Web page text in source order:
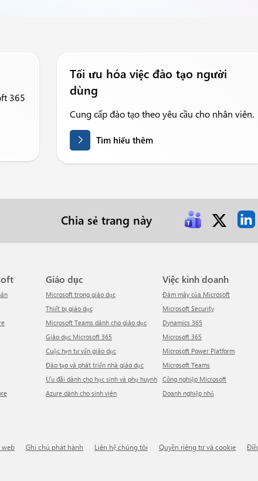
365
Tối ưu hóa việc đào tạo người
dùng
Cung cấp đào tạo theo yêu cầu cho nhân viên.
Tìm hiểu thêm
Chia sẻ trang này
Giáo dục
Microsoft trong giáo dục
Thiết bị giáo dục
Microsoft Teams dành cho giáo dục
Giáo dục Microsoft 365
Cuộc hẹn tư vấn giáo dục
Đào tạo và phát triển nhà giáo dục
Ưu đãi dành cho học sinh và phụ huynh
Azure dành cho sinh viên
Việc kinh doanh
Đám mây của Microsoft
Microsoft Security
Dynamics 365
Microsoft 365
Microsoft Power Platform
Microsoft Teams
Công nghiệp Microsoft
Doanh nghiệp nhỏ
web Ghi chú phát hành Liên hệ chúng tôi Quyền riêng tư và cookie